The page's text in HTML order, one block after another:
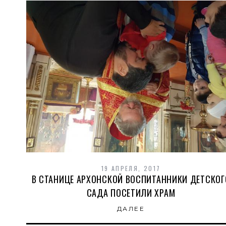
19 АПРЕЛЯ, 2017
В СТАНИЦЕ АРХОНСКОЙ ВОСПИТАННИКИ
САДА ПОСЕТИЛИ ХРАМ
ДАЛЕЕ